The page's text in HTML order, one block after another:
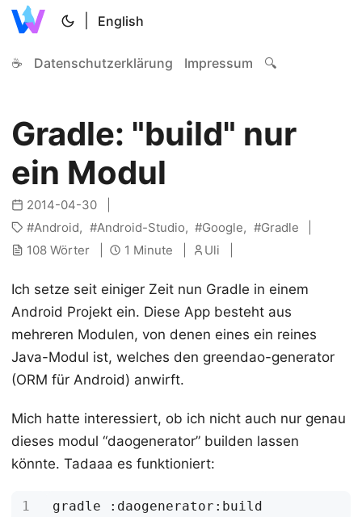
English
☕ Datenschutzerklärung Impressum 🔍
Gradle: "build" nur
ein Modul
2014-04-30
Android
Android-Studio Google
Gradle
108 Wörter
1 Minute Uli
Ich setze seit einiger Zeit nun Gradle in einem
Android Projekt ein. Diese App besteht aus
mehreren Modulen, von denen eines ein reines
Java-Modul ist, welches den greendao-generator
(ORM für Android) anwirft.
Mich hatte interessiert, ob ich nicht auch nur genau
dieses modul “daogenerator” builden lassen
könnte. Tadaaa es funktioniert: